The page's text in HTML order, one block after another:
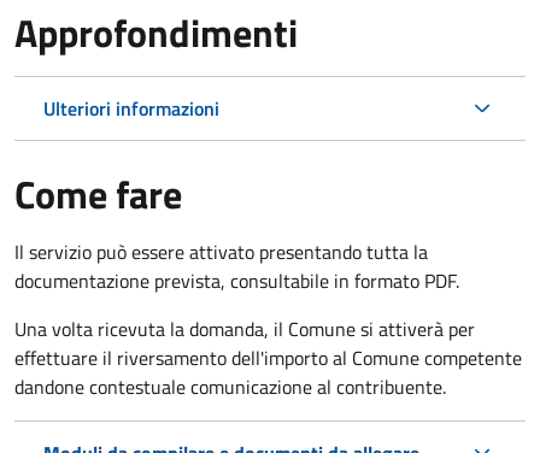
Approfondimenti
Ulteriori informazioni
Come fare
Il servizio può essere attivato presentando tutta la
documentazione prevista, consultabile in formato PDF.
Una volta ricevuta la domanda, il Comune si attiverà per
effettuare il riversamento dell'importo al Comune competente
dandone contestuale comunicazione al contribuente.